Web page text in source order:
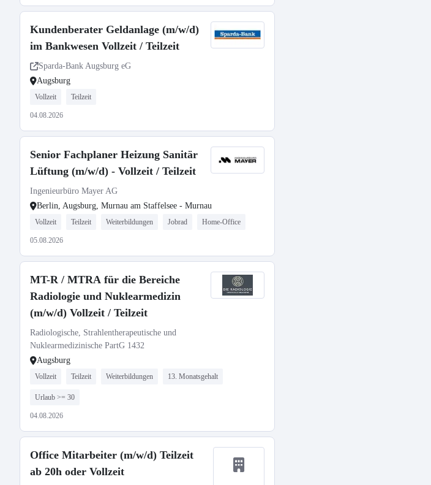
Kundenberater Geldanlage (m/w/d)
im Bankwesen Vollzeit / Teilzeit
Sparda-Bank Augsburg eG
Augsburg
Vollzeit Teilzeit
04.08.2026
Senior Fachplaner Heizung Sanitär
Lüftung (m/w/d) - Vollzeit / Teilzeit
Ingenieurbüro Mayer AG
Berlin, Augsburg, Murnau am Staffelsee - Murnau
Vollzeit Teilzeit Weiterbildungen Jobrad Home-Office
05.08.2026
MT-R / MTRA für die Bereiche
Radiologie und Nuklearmedizin
(m/w/d) Vollzeit / Teilzeit
Radiologische, Strahlentherapeutische und
Nuklearmedizinische PartG 1432
Augsburg
Vollzeit Teilzeit Weiterbildungen 13. Monatsgehalt
Urlaub >= 30
04.08.2026
Office Mitarbeiter (m/w/d) Teilzeit
ab 20h oder Vollzeit